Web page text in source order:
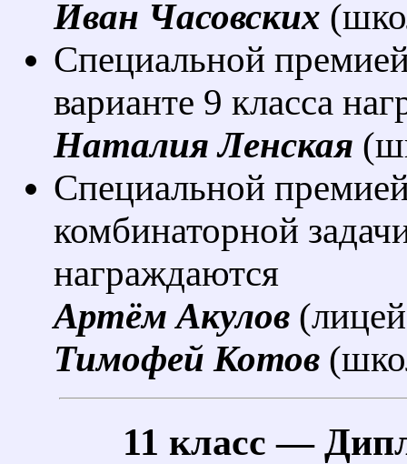
Иван Часовских
Специальной
варианте 9 класса
Наталия Ленская
Специальной
комбинаторной
награждаются
Артём Акулов
Тимофей Котов
11 класс —